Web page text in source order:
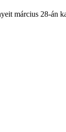
március 28-